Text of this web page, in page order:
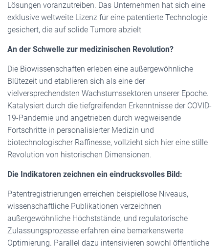
Lösungen voranzutreiben. Das Unternehmen hat sich eine
exklusive weltweite Lizenz für eine patentierte Technologie
gesichert, die auf solide Tumore abzielt
An der Schwelle zur medizinischen Revolution?
Die Biowissenschaften erleben eine außergewöhnliche
Blütezeit und etablieren sich als eine der
vielversprechendsten Wachstumssektoren unserer Epoche.
Katalysiert durch die tiefgreifenden Erkenntnisse der COVID-
19-Pandemie und angetrieben durch wegweisende
Fortschritte in personalisierter Medizin und
biotechnologischer Raffinesse, vollzieht sich hier eine stille
Revolution von historischen Dimensionen.
Die Indikatoren zeichnen ein eindrucksvolles Bild:
Patentregistrierungen erreichen beispiellose Niveaus,
wissenschaftliche Publikationen verzeichnen
außergewöhnliche Höchststände, und regulatorische
Zulassungsprozesse erfahren eine bemerkenswerte
Optimierung. Parallel dazu intensivieren sowohl öffentliche